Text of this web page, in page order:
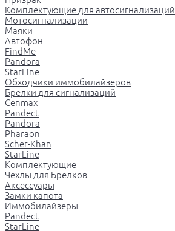
Комплектующие для автосигнализаций
Мотосигнализации
Маяки
Автофон
FindMe
Pandora
StarLine
Обходчики иммобилайзеров
Брелки для сигнализаций
Cenmax
Pandect
Pandora
Pharaon
Scher-Khan
StarLine
Комплектующие
Чехлы для Брелков
Аксессуары
Замки капота
Иммобилайзеры
Pandect
StarLine